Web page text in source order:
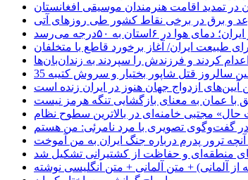
در تمدید اقامت هنرمندان موسیقی افغانستان
و برق در برخی نقاط کشور طی روزهای آتی
در ۶استان به ۵۰درجه می‌رسد
طبیعت ایران/ آغاز برخورد قاطع با متخلفان
کردند و فرزندش را سپردند به زندان‌بان‌ها
امین سالروز قتل شاپور بختیار و سروش کتیبه
آیین‌های ازدواج جهان هنوز در ایران زنده است
با عمان به معنای بازگشایی تنگه هرمز نیست
مجتبی خامنه‌ای در بالاترین سطوح نظام
ترور پدرم درباره جنگ ایران به من آموخت
منطقه‌ای و حفاظت از کشتیرانی تشکیل شد
از آلمانی) + متن آلمانی + متن انگلیسی نوشته